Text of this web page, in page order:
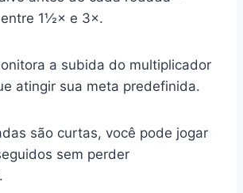
1½× e 3×.
a subida do multiplicador
atingir sua meta predefinida.
são curtas, você pode jogar
sem perder